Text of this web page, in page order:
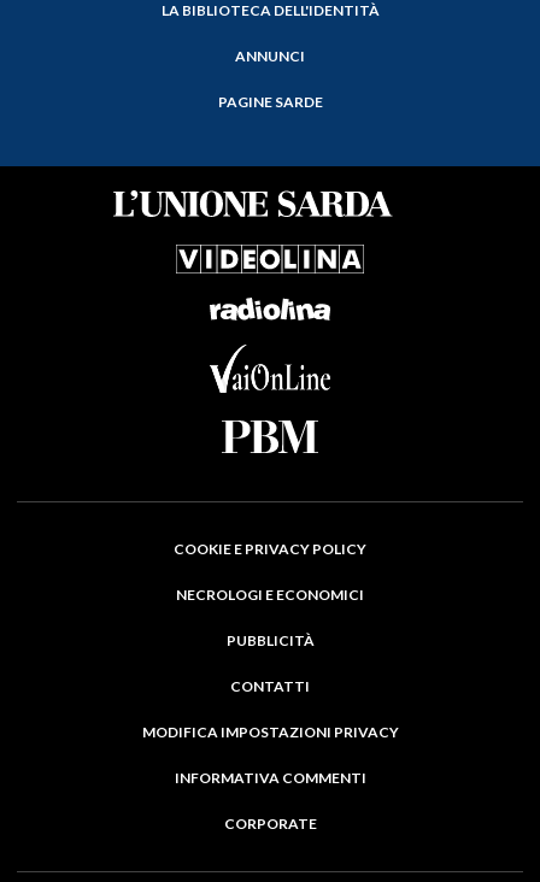
LA BIBLIOTECA DELL'IDENTITÀ
ANNUNCI
PAGINE SARDE
COOKIE E PRIVACY POLICY
NECROLOGI E ECONOMICI
PUBBLICITÀ
CONTATTI
MODIFICA IMPOSTAZIONI PRIVACY
INFORMATIVA COMMENTI
CORPORATE